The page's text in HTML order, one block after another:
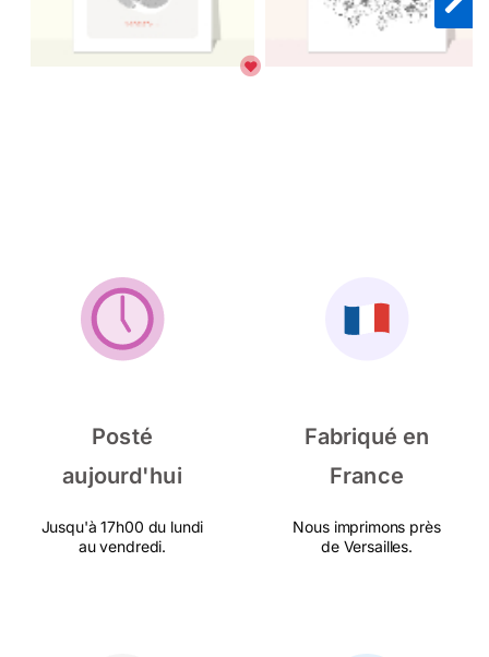
Posté
aujourd'hui
Jusqu'à 17h00 du lundi
au vendredi.
Fabriqué en
France
Nous imprimons près
de Versailles.